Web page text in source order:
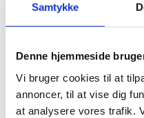
Samtykke
Denne hjemmeside
Vi bruger cookies til at
annoncer, til at vise dig
at analysere vores trafik.
Følg med på
Læs artiklen om
Sådan kommer du